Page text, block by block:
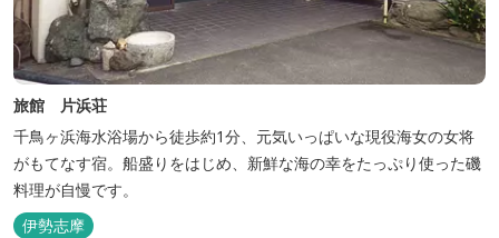
旅館 片浜荘
千鳥ヶ浜海水浴場から徒歩約1分、元気いっぱいな現役海女の女将
がもてなす宿。船盛りをはじめ、新鮮な海の幸をたっぷり使った磯
料理が自慢です。
伊勢志摩